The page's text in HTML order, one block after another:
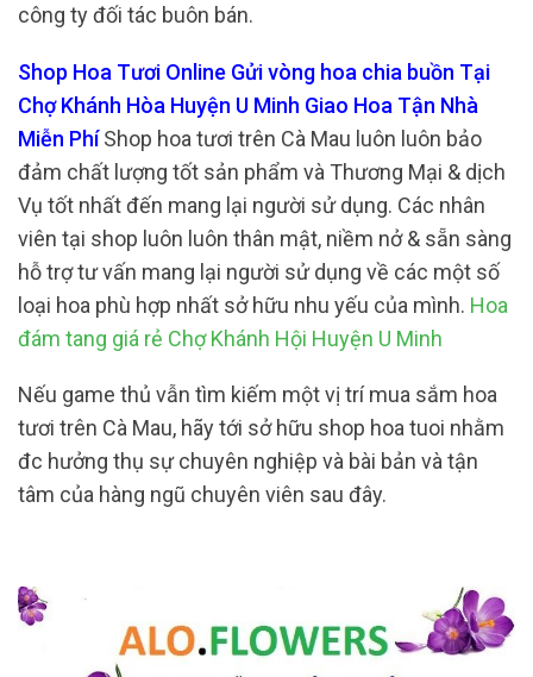
công ty đối tác buôn bán.
Shop Hoa Tươi Online Gửi vòng hoa chia buồn Tại
Chợ Khánh Hòa Huyện U Minh Giao Hoa Tận Nhà
Miễn PhíShop hoa tươi trên Cà Mau luôn luôn bảo
đảm chất lượng tốt sản phẩm và Thương Mại & dịch
Vụ tốt nhất đến mang lại người sử dụng. Các nhân
viên tại shop luôn luôn thân mật, niềm nở & sẵn sàng
hỗ trợ tư vấn mang lại người sử dụng về các một số
loại hoa phù hợp nhất sở hữu nhu yếu của mình. Hoa
đám tang giá rẻ Chợ Khánh Hội Huyện U Minh
Nếu game thủ vẫn tìm kiếm một vị trí mua sắm hoa
tươi trên Cà Mau, hãy tới sở hữu shop hoa tuoi nhằm
đc hưởng thụ sự chuyên nghiệp và bài bản và tận
tâm của hàng ngũ chuyên viên sau đây.